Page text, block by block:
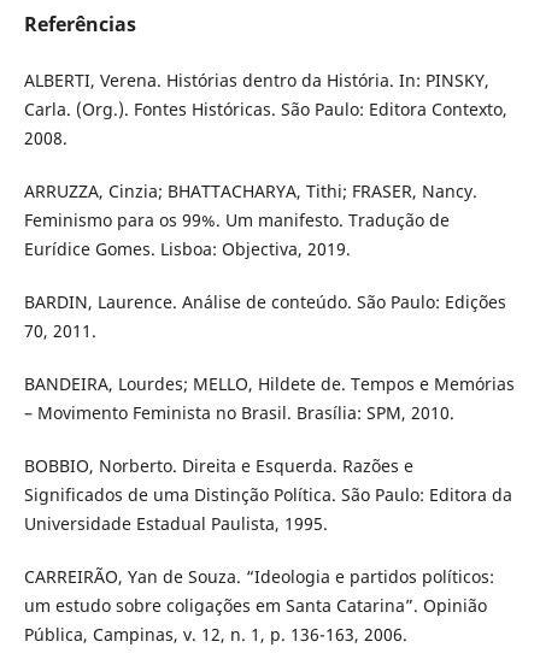
Referências
ALBERTI, Verena. Histórias dentro da História. In: PINSKY,
Carla. (Org.). Fontes Históricas. São Paulo: Editora Contexto,
2008.
ARRUZZA, Cinzia; BHATTACHARYA, Tithi; FRASER, Nancy.
Feminismo para os 99%. Um manifesto. Tradução de
Eurídice Gomes. Lisboa: Objectiva, 2019.
BARDIN, Laurence. Análise de conteúdo. São Paulo: Edições
70, 2011.
BANDEIRA, Lourdes; MELLO, Hildete de. Tempos e Memórias
– Movimento Feminista no Brasil. Brasília: SPM, 2010.
BOBBIO, Norberto. Direita e Esquerda. Razões e
Significados de uma Distinção Política. São Paulo: Editora da
Universidade Estadual Paulista, 1995.
CARREIRÃO, Yan de Souza. “Ideologia e partidos políticos:
um estudo sobre coligações em Santa Catarina”. Opinião
Pública, Campinas, v. 12, n. 1, p. 136-163, 2006.